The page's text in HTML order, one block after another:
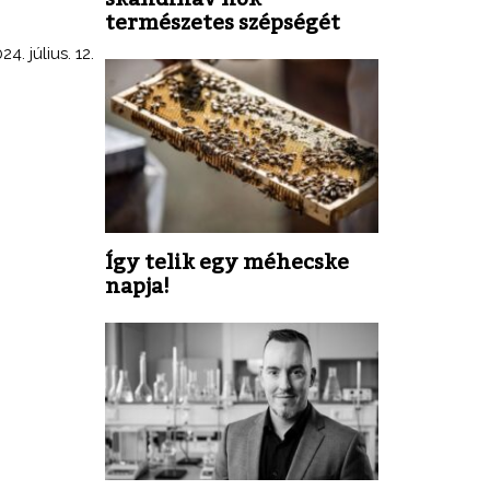
július. 12.
természetes szépségét
Így telik egy méhecske
napja!